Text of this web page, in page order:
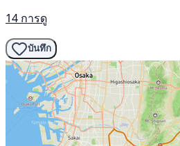
14 การดู
บันทึก